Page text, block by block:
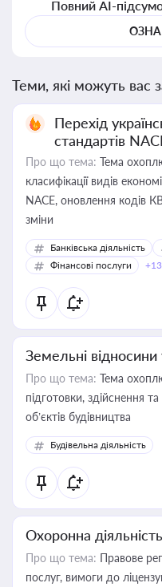
Повний AI-
Теми, які можуть вас
Перехід
стандартів
Про що тема: Тема
класифікації видів
NACE, оновлення кодів
зміни
Банківська діяльність
Фінансові послуги
+13
Земельні відносини
Про що тема: Тема
підготовки, здійснення
об’єктів будівництва
Будівельна діяльність
Охоронна діяльність
Про що тема: Правове
послуг, вимоги до